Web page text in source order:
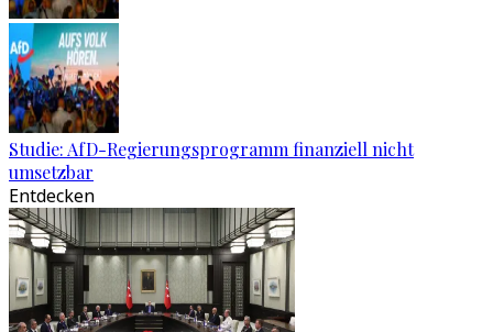
Studie: AfD-Regierungsprogramm finanziell nicht
umsetzbar
Entdecken